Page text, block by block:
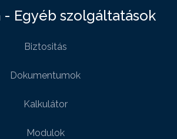
- Egyéb szolgáltatások
Biztositás
Dokumentumok
Kalkulátor
Modulok